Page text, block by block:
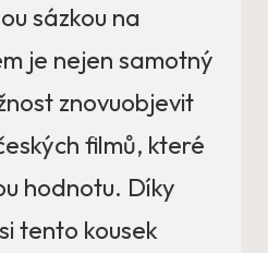
sázkou na
je nejen samotný
znovuobjevit
filmů, které
hodnotu. Díky
tento kousek